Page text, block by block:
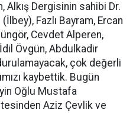
Alkış Dergisinin sahibi Dr.
Fazlı Bayram, Ercan
Cevdet Alperen,
Övgün, Abdulkadir
çok değerli
kaybettik. Bugün
Oğlu Mustafa
Aziz Çevlik ve